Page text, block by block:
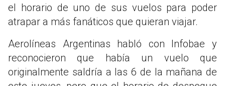
el horario de uno de sus vuelos para poder
atrapar a más fanáticos que quieran viajar.
Aerolíneas Argentinas habló con Infobae y
reconocieron que había un vuelo que
originalmente saldría a las 6 de la mañana de